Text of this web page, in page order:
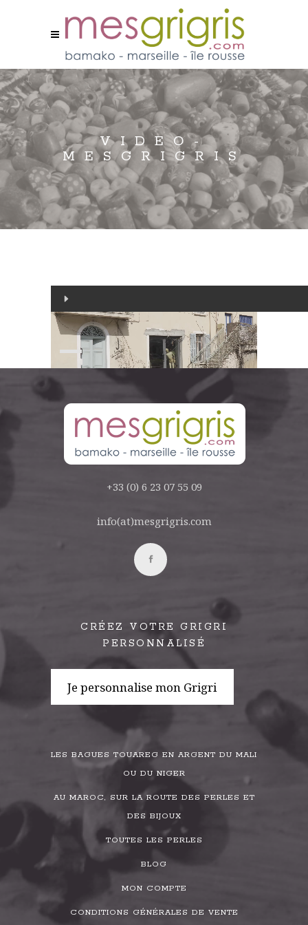
VIDEO-
MESGRIGRIS
Lecteur
vidéo
+33 (0) 6 23 07 55 09
info(at)mesgrigris.com
CRÉEZ VOTRE GRIGRI
PERSONNALISÉ
Je personnalise mon Grigri
LES BAGUES TOUAREG EN ARGENT DU MALI
OU DU NIGER
AU MAROC, SUR LA ROUTE DES PERLES ET
DES BIJOUX
TOUTES LES PERLES
BLOG
MON COMPTE
CONDITIONS GÉNÉRALES DE VENTE